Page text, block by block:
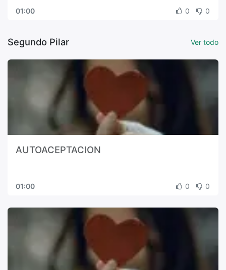
01:00 0 0
Segundo Pilar Ver todo
AUTOACEPTACION
01:00 0 0